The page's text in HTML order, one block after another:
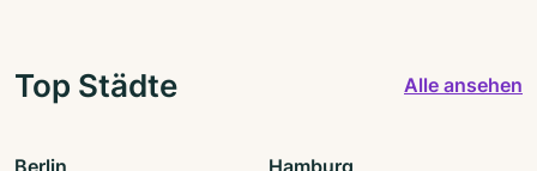
Top Städte Alle ansehen
Berlin Hamburg